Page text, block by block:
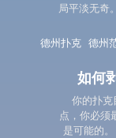
局平淡无奇
德州扑克 德州
如何
你的扑克
点，你必须
是可能的